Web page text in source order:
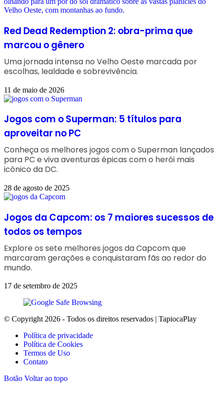
Red Dead Redemption 2: obra-prima que
marcou o gênero
Uma jornada intensa no Velho Oeste marcada por
escolhas, lealdade e sobrevivência.
11 de maio de 2026
Jogos com o Superman: 5 títulos para
aproveitar no PC
Conheça os melhores jogos com o Superman lançados
para PC e viva aventuras épicas com o herói mais
icônico da DC.
28 de agosto de 2025
Jogos da Capcom: os 7 maiores sucessos de
todos os tempos
Explore os sete melhores jogos da Capcom que
marcaram gerações e conquistaram fãs ao redor do
mundo.
17 de setembro de 2025
© Copyright 2026 - Todos os direitos reservados | TapiocaPlay
Política de privacidade
Política de Cookies
Termos de Uso
Contato
Botão Voltar ao topo